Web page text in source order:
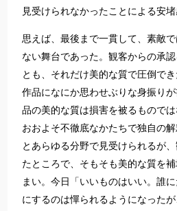
見受けられなかったことによる安堵
思えば、最後まで一貫して、素敵
ない舞台であった。観客からの承
とも、それだけ美的な質で圧倒でき
作品になにか思わせぶりな身振り
品の美的な質は損害を被るもので
おおよそ不徹底なかたちで独自の
とあらゆる分野で見受けられるが
たところで、そもそも美的な質を
まい。今日「いいものはいい。誰
にするのは憚られるようになった